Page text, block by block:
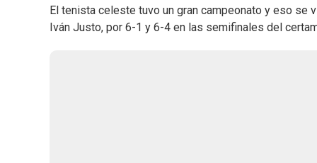
El tenista celeste tuvo un gran campeonato y eso se
Iván Justo, por 6-1 y 6-4 en las semifinales del